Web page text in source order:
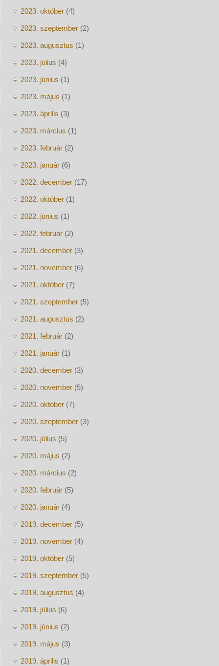
2023. október(4)
2023. szeptember(2)
2023. augusztus (1)
2023. július (4)
2023. június (1)
2023. május (1)
2023. április (3)
2023. március (1)
2023. február(2)
2023. január(6)
2022. december(17)
2022. október(1)
2022. június (1)
2022. február(2)
2021. december(3)
2021. november(6)
2021. október(7)
2021. szeptember(5)
2021. augusztus (2)
2021. február(2)
2021. január(1)
2020. december(3)
2020. november(5)
2020. október(7)
2020. szeptember(3)
2020. július (5)
2020. május (2)
2020. március (2)
2020. február(5)
2020. január(4)
2019. december(5)
2019. november(4)
2019. október(5)
2019. szeptember(5)
2019. augusztus (4)
2019. július (6)
2019. június (2)
2019. május (3)
2019. április (1)